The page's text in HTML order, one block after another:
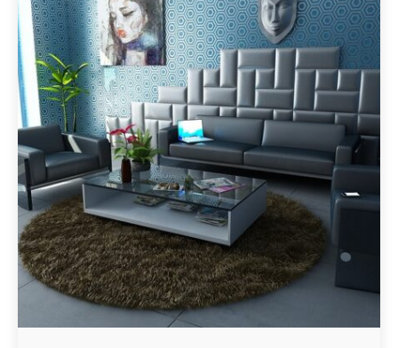
Geschrieben von
Redaktion Immofragen Wiener Neustadt Stadt /
Land